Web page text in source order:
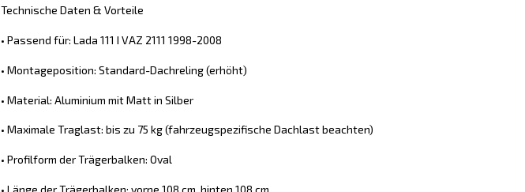
Technische Daten & Vorteile
• Passend für: Lada 111 I VAZ 2111 1998-2008
• Montageposition: Standard-Dachreling (erhöht)
• Material: Aluminium mit Matt in Silber
• Maximale Traglast: bis zu 75 kg (fahrzeugspezifische Dachlast beachten)
• Profilform der Trägerbalken: Oval
• Länge der Trägerbalken: vorne 108 cm, hinten 108 cm